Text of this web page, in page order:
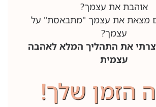
אוהבת את עצמך?
מצאת את עצמך "מתבאסת" על
עצמך?
את התהליך המלא לאהבה
עצמית
הזמן שלך!